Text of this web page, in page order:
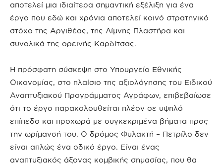
αποτελεί μια ιδιαίτερα σημαντική εξέλιξη για ένα
έργο που εδώ και χρόνια αποτελεί κοινό στρατηγικό
στόχο της Αργιθέας, της Λίμνης Πλαστήρα και
συνολικά της ορεινής Καρδίτσας.
Η πρόσφατη σύσκεψη στο Υπουργείο Εθνικής
Οικονομίας, στο πλαίσιο της αξιολόγησης του Ειδικού
Αναπτυξιακού Προγράμματος Αγράφων, επιβεβαίωσε
ότι το έργο παρακολουθείται πλέον σε υψηλό
επίπεδο και προχωρά με συγκεκριμένα βήματα προς
την ωρίμανσή του. Ο δρόμος Φυλακτή – Πετρίλο δεν
είναι απλώς ένα οδικό έργο. Είναι ένας
αναπτυξιακός άξονας κομβικής σημασίας, που θα